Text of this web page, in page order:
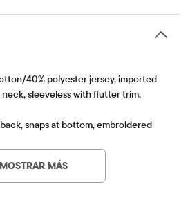
40% polyester jersey, imported
neck, sleeveless with flutter trim,
snaps at bottom, embroidered
collection
100 Certified
Number: 25.HUS.56093
independently tested for harmful
to the strict global criteria of
MOSTRAR MÁS